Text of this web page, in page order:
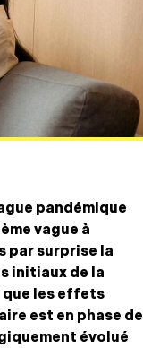
pandémique
vague à
par surprise la
initiaux de la
que les effets
est en phase de
évolué